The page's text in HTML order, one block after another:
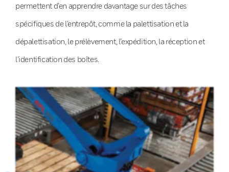
permettent d’en apprendre davantage sur des tâches
spécifiques de l’entrepôt, comme la palettisation et la
dépalettisation, le prélèvement, l’expédition, la réception et
l’identification des boîtes.